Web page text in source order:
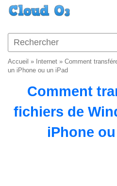
Accueil » Internet » Comment
un iPhone ou un iPad
Comment
fichiers de
iPhone